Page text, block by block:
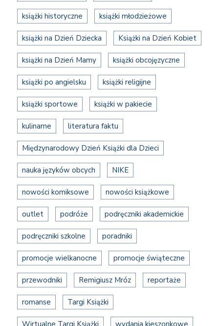
książki historyczne książki młodzieżowe
książki na Dzień Dziecka Książki na Dzień Kobiet
książki na Dzień Mamy książki obcojęzyczne
książki po angielsku książki religijne
książki sportowe książki w pakiecie
kulinarne literatura faktu
Międzynarodowy Dzień Książki dla Dzieci
nauka języków obcych NIKE
nowości komiksowe nowości książkowe
outlet podróże podręczniki akademickie
podręczniki szkolne poradniki
promocje wielkanocne promocje świąteczne
przewodniki Remigiusz Mróz reportaże
romanse Targi Książki